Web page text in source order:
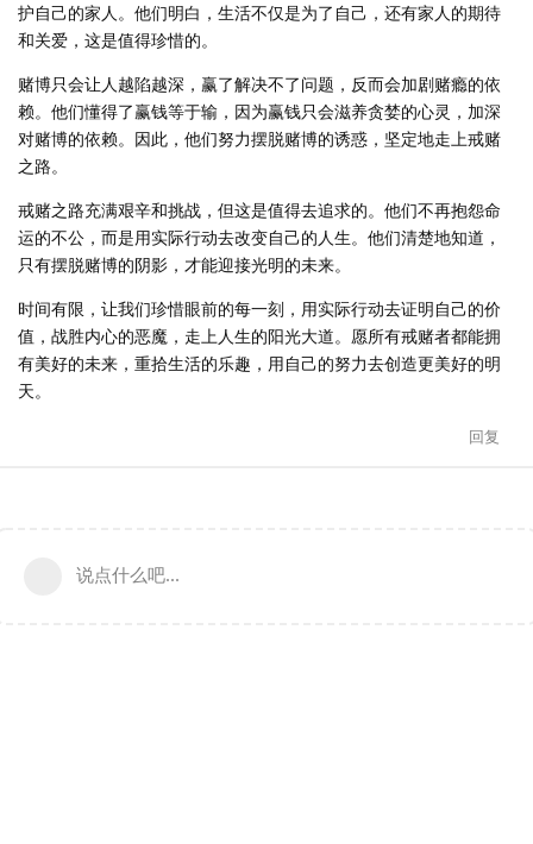
护自己的家人。他们明白，生活不仅是为了自己，还有家人的期待
和关爱，这是值得珍惜的。
赌博只会让人越陷越深，赢了解决不了问题，反而会加剧赌瘾的依
赖。他们懂得了赢钱等于输，因为赢钱只会滋养贪婪的心灵，加深
对赌博的依赖。因此，他们努力摆脱赌博的诱惑，坚定地走上戒赌
之路。
戒赌之路充满艰辛和挑战，但这是值得去追求的。他们不再抱怨命
运的不公，而是用实际行动去改变自己的人生。他们清楚地知道，
只有摆脱赌博的阴影，才能迎接光明的未来。
时间有限，让我们珍惜眼前的每一刻，用实际行动去证明自己的价
值，战胜内心的恶魔，走上人生的阳光大道。愿所有戒赌者都能拥
有美好的未来，重拾生活的乐趣，用自己的努力去创造更美好的明
天。
回复
说点什么吧...